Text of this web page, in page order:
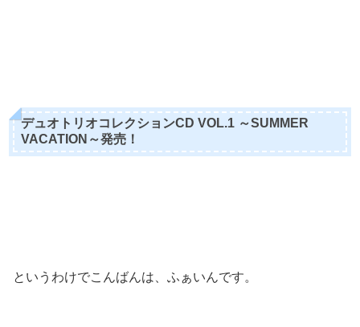
デュオトリオコレクションCD VOL.1 ～SUMMER
VACATION～発売！
というわけでこんばんは、ふぁいんです。